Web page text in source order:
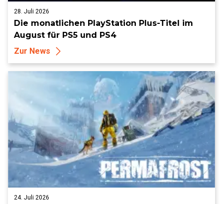
28. Juli 2026
Die monatlichen PlayStation Plus-Titel im
August für PS5 und PS4
Zur News
24. Juli 2026